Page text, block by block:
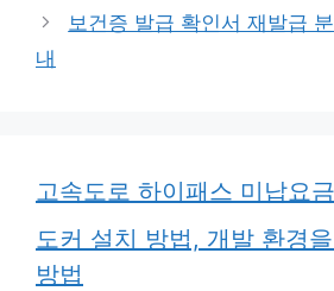
보건증 발급 확인서 재발급
내
고속도로 하이패스 미납요
도커 설치 방법, 개발 환경
방법